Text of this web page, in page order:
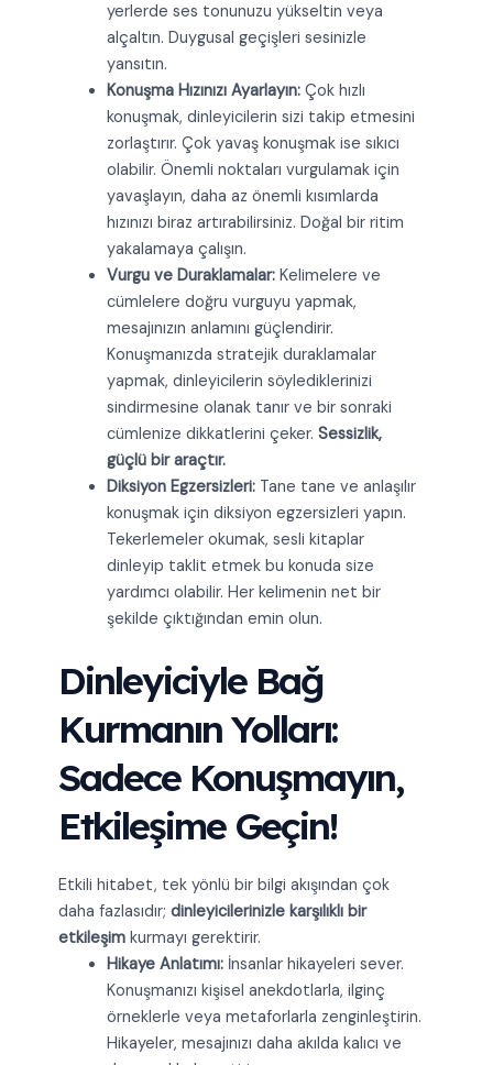
yerlerde ses tonunuzu yükseltin veya
alçaltın. Duygusal geçişleri sesinizle
yansıtın.
Konuşma Hızınızı Ayarlayın:Çok hızlı
konuşmak, dinleyicilerin sizi takip etmesini
zorlaştırır. Çok yavaş konuşmak ise sıkıcı
olabilir. Önemli noktaları vurgulamak için
yavaşlayın, daha az önemli kısımlarda
hızınızı biraz artırabilirsiniz. Doğal bir ritim
yakalamaya çalışın.
Vurgu ve Duraklamalar:Kelimelere ve
cümlelere doğru vurguyu yapmak,
mesajınızın anlamını güçlendirir.
Konuşmanızda stratejik duraklamalar
yapmak, dinleyicilerin söylediklerinizi
sindirmesine olanak tanır ve bir sonraki
cümlenize dikkatlerini çeker. Sessizlik,
güçlü bir araçtır.
Diksiyon Egzersizleri:Tane tane ve anlaşılır
konuşmak için diksiyon egzersizleri yapın.
Tekerlemeler okumak, sesli kitaplar
dinleyip taklit etmek bu konuda size
yardımcı olabilir. Her kelimenin net bir
şekilde çıktığından emin olun.
Dinleyiciyle Bağ
Kurmanın Yolları:
Sadece Konuşmayın,
Etkileşime Geçin!
Etkili hitabet, tek yönlü bir bilgi akışından çok
daha fazlasıdır; dinleyicilerinizle karşılıklı bir
etkileşimkurmayı gerektirir.
Hikaye Anlatımı:İnsanlar hikayeleri sever.
Konuşmanızı kişisel anekdotlarla, ilginç
örneklerle veya metaforlarla zenginleştirin.
Hikayeler, mesajınızı daha akılda kalıcı ve